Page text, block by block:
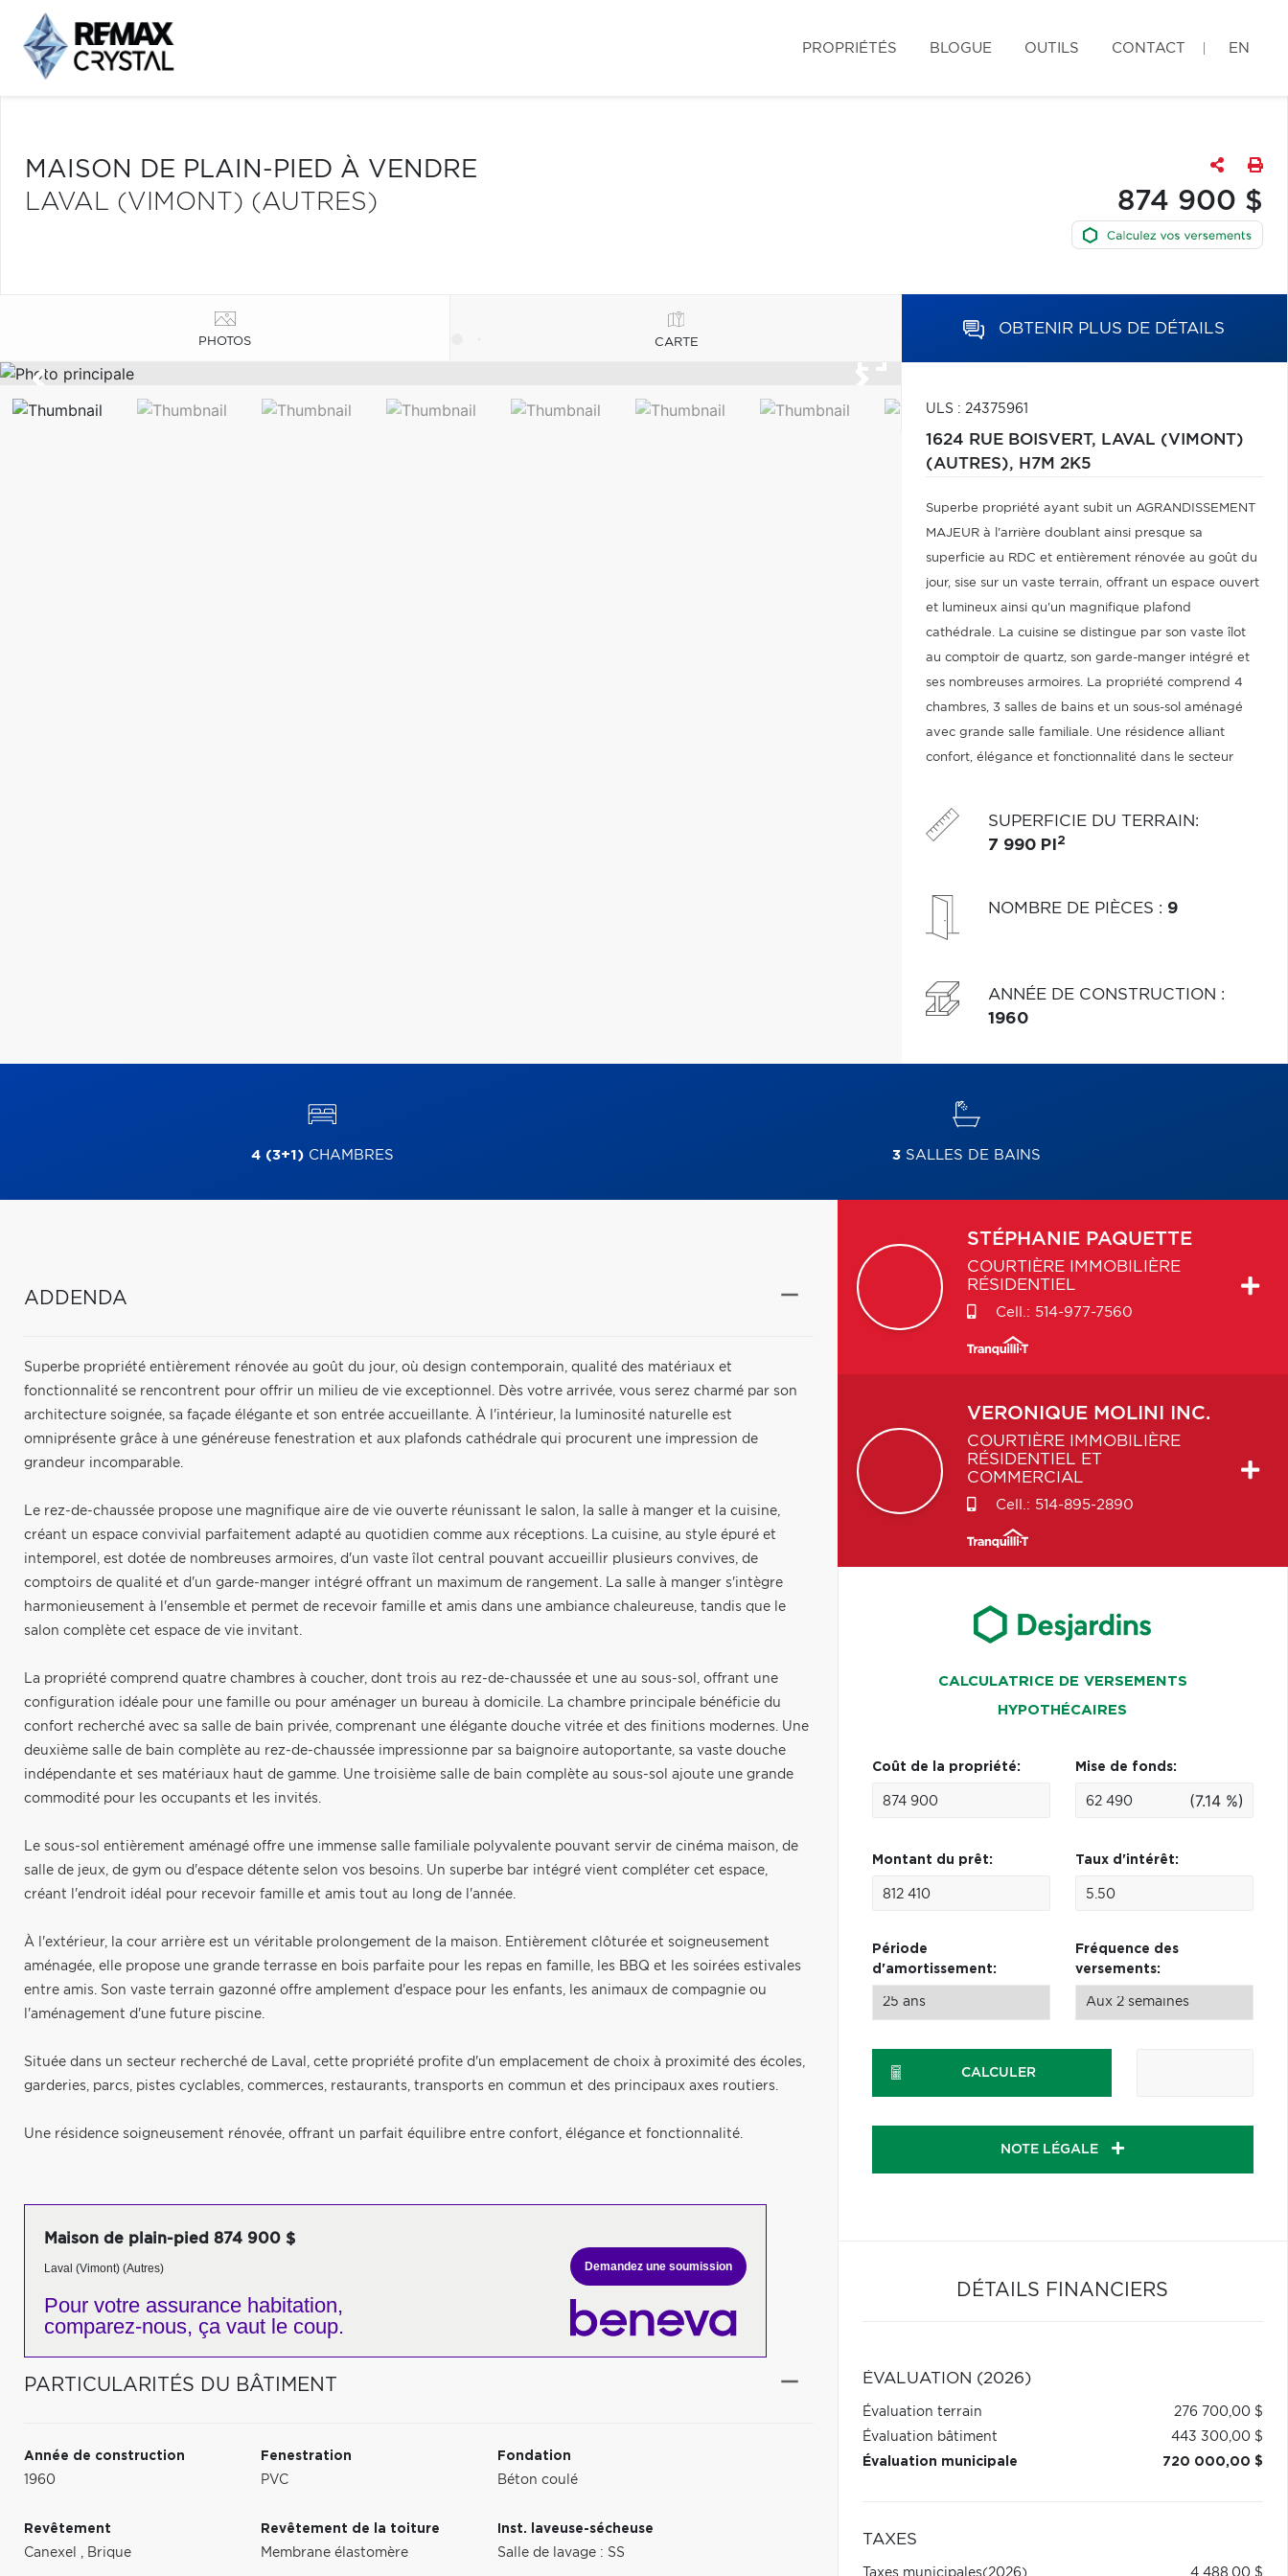
PROPRIÉTÉS BLOGUE OUTILS CONTACT EN
MAISON DE PLAIN-PIED À VENDRE
LAVAL (VIMONT) (AUTRES)
874 900 $
PHOTOS CARTE
OBTENIR PLUS DE DÉTAILS
ULS : 24375961
1624 RUE BOISVERT, LAVAL (VIMONT)
(AUTRES), H7M 2K5
Superbe propriété ayant subit un AGRANDISSEMENT
MAJEUR à l'arrière doublant ainsi presque sa
superficie au RDC et entièrement rénovée au goût du
jour, sise sur un vaste terrain, offrant un espace ouvert
et lumineux ainsi qu'un magnifique plafond
cathédrale. La cuisine se distingue par son vaste îlot
au comptoir de quartz, son garde-manger intégré et
ses nombreuses armoires. La propriété comprend 4
chambres, 3 salles de bains et un sous-sol aménagé
avec grande salle familiale. Une résidence alliant
confort, élégance et fonctionnalité dans le secteur
SUPERFICIE DU TERRAIN:
7 990 PI 2
NOMBRE DE PIÈCES : 9
ANNÉE DE CONSTRUCTION :
1960
4 (3+1)CHAMBRES 3SALLES DE BAINS
ADDENDA
Superbe propriété entièrement rénovée au goût du jour, où design contemporain, qualité des matériaux et
fonctionnalité se rencontrent pour offrir un milieu de vie exceptionnel. Dès votre arrivée, vous serez charmé par son
architecture soignée, sa façade élégante et son entrée accueillante. À l'intérieur, la luminosité naturelle est
omniprésente grâce à une généreuse fenestration et aux plafonds cathédrale qui procurent une impression de
grandeur incomparable.
Le rez-de-chaussée propose une magnifique aire de vie ouverte réunissant le salon, la salle à manger et la cuisine,
créant un espace convivial parfaitement adapté au quotidien comme aux réceptions. La cuisine, au style épuré et
intemporel, est dotée de nombreuses armoires, d'un vaste îlot central pouvant accueillir plusieurs convives, de
comptoirs de qualité et d'un garde-manger intégré offrant un maximum de rangement. La salle à manger s'intègre
harmonieusement à l'ensemble et permet de recevoir famille et amis dans une ambiance chaleureuse, tandis que le
salon complète cet espace de vie invitant.
La propriété comprend quatre chambres à coucher, dont trois au rez-de-chaussée et une au sous-sol, offrant une
configuration idéale pour une famille ou pour aménager un bureau à domicile. La chambre principale bénéficie du
confort recherché avec sa salle de bain privée, comprenant une élégante douche vitrée et des finitions modernes. Une
deuxième salle de bain complète au rez-de-chaussée impressionne par sa baignoire autoportante, sa vaste douche
indépendante et ses matériaux haut de gamme. Une troisième salle de bain complète au sous-sol ajoute une grande
commodité pour les occupants et les invités.
Le sous-sol entièrement aménagé offre une immense salle familiale polyvalente pouvant servir de cinéma maison, de
salle de jeux, de gym ou d'espace détente selon vos besoins. Un superbe bar intégré vient compléter cet espace,
créant l'endroit idéal pour recevoir famille et amis tout au long de l'année.
À l'extérieur, la cour arrière est un véritable prolongement de la maison. Entièrement clôturée et soigneusement
aménagée, elle propose une grande terrasse en bois parfaite pour les repas en famille, les BBQ et les soirées estivales
entre amis. Son vaste terrain gazonné offre amplement d'espace pour les enfants, les animaux de compagnie ou
l'aménagement d'une future piscine.
Située dans un secteur recherché de Laval, cette propriété profite d'un emplacement de choix à proximité des écoles,
garderies, parcs, pistes cyclables, commerces, restaurants, transports en commun et des principaux axes routiers.
Une résidence soigneusement rénovée, offrant un parfait équilibre entre confort, élégance et fonctionnalité.
Maison de plain-pied 874 900 $
Laval (Vimont) (Autres)
Pour votre assurance habitation,
comparez-nous, ça vaut le coup.
Demandez une soumission
PARTICULARITÉS DU BÂTIMENT
Année de construction
1960
Fenestration
PVC
Fondation
Béton coulé
Revêtement
Canexel , Brique
Revêtement de la toiture
Membrane élastomère
Inst. laveuse-sécheuse
Salle de lavage : SS
STÉPHANIE PAQUETTE
COURTIÈRE IMMOBILIÈRE
RÉSIDENTIEL
Cell.: 514-977-7560
VERONIQUE MOLINI INC.
COURTIÈRE IMMOBILIÈRE
RÉSIDENTIEL ET
COMMERCIAL
Cell.: 514-895-2890
CALCULATRICE DE VERSEMENTS
HYPOTHÉCAIRES
Coût de la propriété: Mise de fonds:
(7.14 %)
Montant du prêt: Taux d'intérêt:
Période
d'amortissement:
Fréquence des
versements:
CALCULER
NOTE LÉGALE
DÉTAILS FINANCIERS
ÉVALUATION (2026)
Évaluation terrain
276 700,00 $
Évaluation bâtiment
443 300,00 $
Évaluation municipale
720 000,00 $
TAXES
Taxes municipales(2026) 4 488,00 $